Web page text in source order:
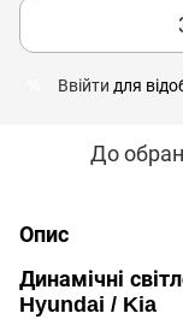
Ввійти для
До
Опис
Динамічні
Hyundai / Kia